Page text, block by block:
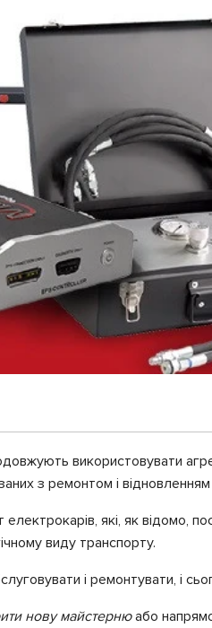
використовувати
з ремонтом і
які, як відомо,
виду транспорту.
і ремонтувати, і
нову майстернюабо